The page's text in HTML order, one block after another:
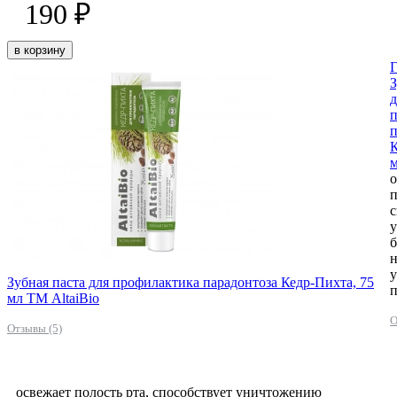
190 ₽
в корзину
Зубная паста для профилактика парадонтоза Кедр-Пихта, 75
мл ТМ AltaiBio
Отзывы (5)
освежает полость рта, способствует уничтожению